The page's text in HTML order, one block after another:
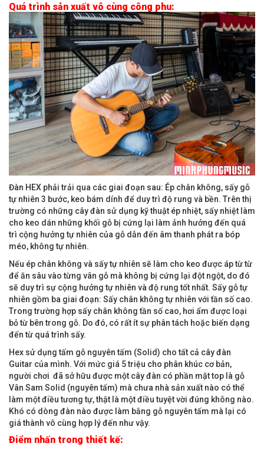
Quá trình sản xuất vô cùng công phu:
Đàn HEX phải trải qua các giai đoạn sau: Ép chân không, sấy gỗ
tự nhiên 3 bước, keo bám dính để duy trì độ rung và bền. Trên thị
trường có những cây đàn sử dụng kỹ thuật ép nhiệt, sấy nhiệt làm
cho keo dán những khối gỗ bị cứng lại làm ảnh hưởng đến quá
trì cộng hưởng tự nhiên của gỗ dẫn đến âm thanh phát ra bóp
méo, không tự nhiên.
Nếu ép chân không và sấy tự nhiên sẽ làm cho keo được áp từ từ
để ăn sâu vào từng vân gỗ mà không bị cứng lại đột ngột, do đó
sẽ duy trì sự cộng hưởng tự nhiên và độ rung tốt nhất. Sấy gỗ tự
nhiên gồm ba giai đoạn: Sấy chân không tự nhiên với tần số cao.
Trong trường hợp sấy chân không tần số cao, hơi ẩm được loại
bỏ từ bên trong gỗ. Do đó, có rất ít sự phân tách hoặc biến dạng
đến từ quá trình sấy.
Hex sử dụng tấm gỗ nguyên tấm (Solid) cho tất cả cây đàn
Guitar của mình. Với mức giá 5 triệu cho phân khúc cơ bản,
người chơi đã sở hữu được một cây đàn có phần mặt top là gỗ
Vân Sam Solid (nguyên tấm) mà chưa nhà sản xuất nào có thể
làm một điều tương tự, thật là một điều tuyệt vời đúng không nào.
Khó có dòng đàn nào được làm bằng gỗ nguyên tấm mà lại có
giá thành vô cùng hợp lý đến như vậy.
Điểm nhấn trong thiết kế: